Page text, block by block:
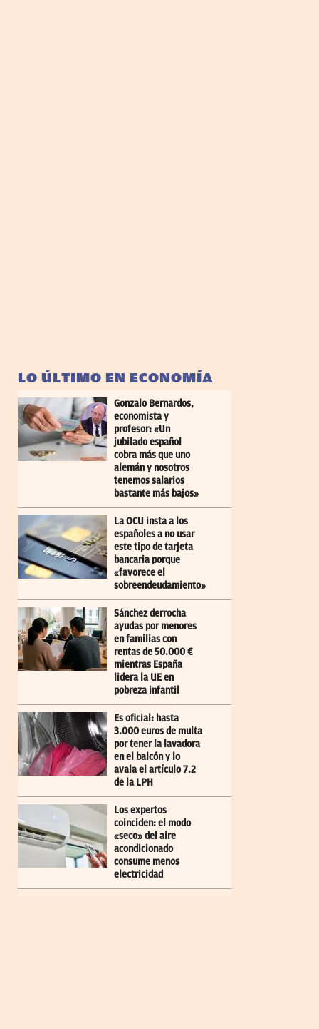
LO ÚLTIMO EN ECONOMÍA
Gonzalo Bernardos,
economista y
profesor: «Un
jubilado español
cobra más que uno
alemán y nosotros
tenemos salarios
bastante más bajos»
La OCU insta a los
españoles a no usar
este tipo de tarjeta
bancaria porque
«favorece el
sobreendeudamiento»
Sánchez derrocha
ayudas por menores
en familias con
rentas de 50.000 €
mientras España
lidera la UE en
pobreza infantil
Es oficial: hasta
3.000 euros de multa
por tener la lavadora
en el balcón y lo
avala el artículo 7.2
de la LPH
Los expertos
coinciden: el modo
«seco» del aire
acondicionado
consume menos
electricidad